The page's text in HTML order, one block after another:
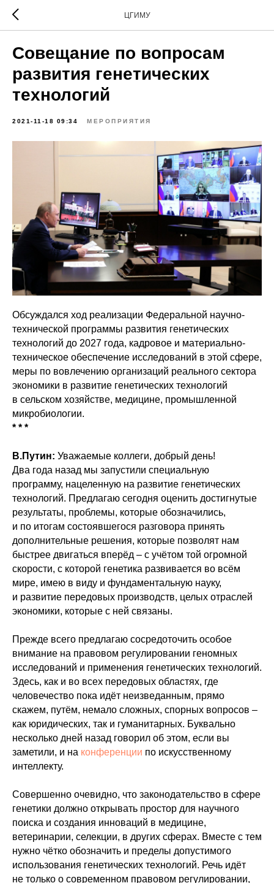
ЦГИМУ
Совещание по вопросам
развития генетических
технологий
2021-11-18 09:34 МЕРОПРИЯТИЯ
Обсуждался ход реализации Федеральной научно-
технической программы развития генетических
технологий до 2027 года, кадровое и материально-
техническое обеспечение исследований в этой сфере,
меры по вовлечению организаций реального сектора
экономики в развитие генетических технологий
в сельском хозяйстве, медицине, промышленной
микробиологии.
* * *
В.Путин: Уважаемые коллеги, добрый день!
Два года назад мы запустили специальную
программу, нацеленную на развитие генетических
технологий. Предлагаю сегодня оценить достигнутые
результаты, проблемы, которые обозначились,
и по итогам состоявшегося разговора принять
дополнительные решения, которые позволят нам
быстрее двигаться вперёд – с учётом той огромной
скорости, с которой генетика развивается во всём
мире, имею в виду и фундаментальную науку,
и развитие передовых производств, целых отраслей
экономики, которые с ней связаны.
Прежде всего предлагаю сосредоточить особое
внимание на правовом регулировании геномных
исследований и применения генетических технологий.
Здесь, как и во всех передовых областях, где
человечество пока идёт неизведанным, прямо
скажем, путём, немало сложных, спорных вопросов –
как юридических, так и гуманитарных. Буквально
несколько дней назад говорил об этом, если вы
заметили, и на конференции по искусственному
интеллекту.
Совершенно очевидно, что законодательство в сфере
генетики должно открывать простор для научного
поиска и создания инноваций в медицине,
ветеринарии, селекции, в других сферах. Вместе с тем
нужно чётко обозначить и пределы допустимого
использования генетических технологий. Речь идёт
не только о современном правовом регулировании,